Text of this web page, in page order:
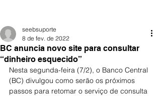
BC anuncia novo site para consultar
“dinheiro esquecido”
seebsuporte
8 de fev. de 2022
Nesta segunda-feira (7/2), o Banco Central
(BC) divulgou como serão os próximos
passos para retomar o serviço de consulta